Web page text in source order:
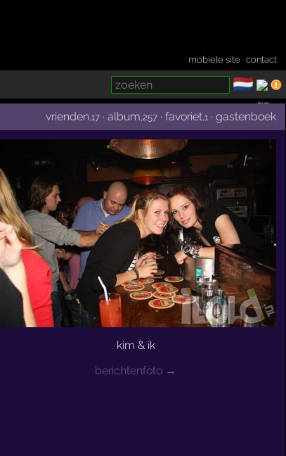
mobiele site ·contact
🇳🇱
vrienden ,17 ·album ,257 ·favoriet ,1 ·gastenboek
kim & ik
berichtenfoto →